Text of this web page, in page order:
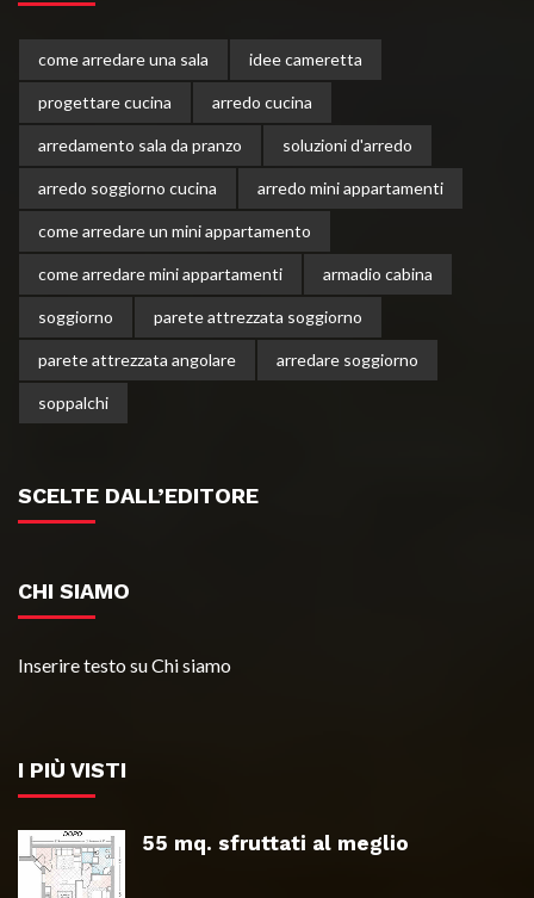
come arredare una sala idee cameretta
progettare cucina arredo cucina
arredamento sala da pranzo soluzioni d'arredo
arredo soggiorno cucina arredo mini appartamenti
come arredare un mini appartamento
come arredare mini appartamenti armadio cabina
soggiorno parete attrezzata soggiorno
parete attrezzata angolare arredare soggiorno
soppalchi
SCELTE DALL’EDITORE
CHI SIAMO
Inserire testo su Chi siamo
I PIÙ VISTI
55 mq. sfruttati al meglio